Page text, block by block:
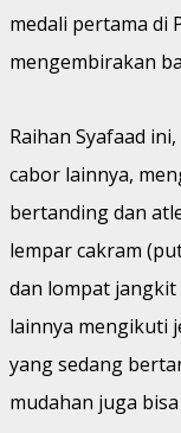
medali pertama di
mengembirakan
Raihan Syafaad
cabor lainnya,
bertanding dan
lempar cakram
dan lompat
lainnya mengikuti
yang sedang
mudahan juga